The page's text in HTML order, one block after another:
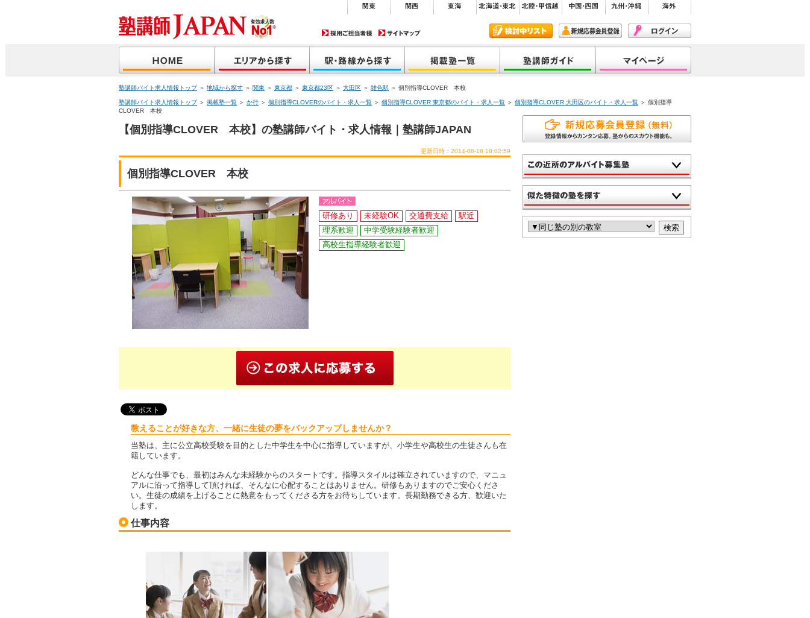
塾講師バイト求人情報トップ＞ 地域から探す ＞ 関東 ＞ 東京都 ＞ 東京都23区 ＞ 大田区 ＞ 雑色駅 ＞ 個別指導CLOVER 本校
塾講師バイト求人情報トップ＞ 掲載塾一覧 ＞ か行 ＞ 個別指導CLOVERのバイト・求人一覧 ＞ 個別指導CLOVER 東京都のバイト・求人一覧 ＞ 個別指導CLOVER 大田区のバイト・求人一覧 ＞ 個別指導
CLOVER 本校
【個別指導CLOVER 本校】の塾講師バイト・求人情報｜塾講師JAPAN
更新日時：2014-08-18 18:02:59
個別指導CLOVER 本校
研修あり 未経験OK 交通費支給
駅近
理系歓迎
中学受験経験者歓迎
高校生指導経験者歓迎
教えることが好きな方、一緒に生徒の夢をバックアップしませんか？
当塾は、主に公立高校受験を目的とした中学生を中心に指導していますが、小学生や高校生の生徒さんも在
籍しています。
どんな仕事でも、最初はみんな未経験からのスタートです。指導スタイルは確立されていますので、マニュ
アルに沿って指導して頂ければ、そんなに心配することはありません。研修もありますのでご安心くださ
い。生徒の成績を上げることに熱意をもってくださる方をお待ちしています。長期勤務できる方、歓迎いた
します。
仕事内容